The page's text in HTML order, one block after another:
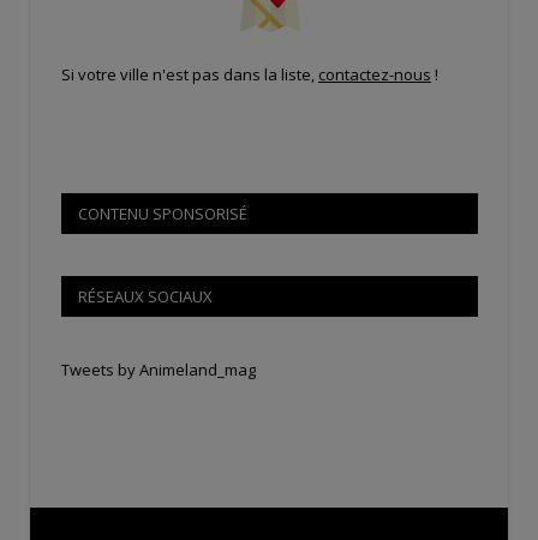
Si votre ville n'est pas dans la liste, contactez-nous !
CONTENU SPONSORISÉ
RÉSEAUX SOCIAUX
Tweets by Animeland_mag